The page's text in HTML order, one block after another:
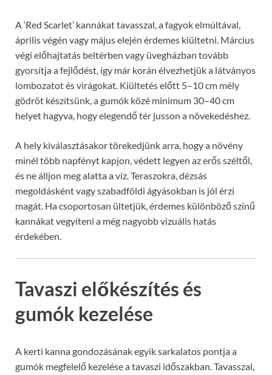
A ‘Red Scarlet’ kannákat tavasszal, a fagyok elmúltával,
április végén vagy május elején érdemes kiültetni. Március
végi előhajtatás beltérben vagy üvegházban tovább
gyorsítja a fejlődést, így már korán élvezhetjük a látványos
lombozatot és virágokat. Kiültetés előtt 5–10 cm mély
gödröt készítsünk, a gumók közé minimum 30–40 cm
helyet hagyva, hogy elegendő tér jusson a növekedéshez.
A hely kiválasztásakor törekedjünk arra, hogy a növény
minél több napfényt kapjon, védett legyen az erős széltől,
és ne álljon meg alatta a víz. Teraszokra, dézsás
megoldásként vagy szabadföldi ágyásokban is jól érzi
magát. Ha csoportosan ültetjük, érdemes különböző színű
kannákat vegyíteni a még nagyobb vizuális hatás
érdekében.
Tavaszi előkészítés és
gumók kezelése
A kerti kanna gondozásának egyik sarkalatos pontja a
gumók megfelelő kezelése a tavaszi időszakban. Tavasszal,